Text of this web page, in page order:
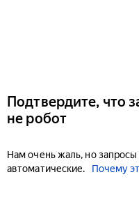
Подтвердите, что
не робот
Нам очень жаль, но
автоматические.
Почему